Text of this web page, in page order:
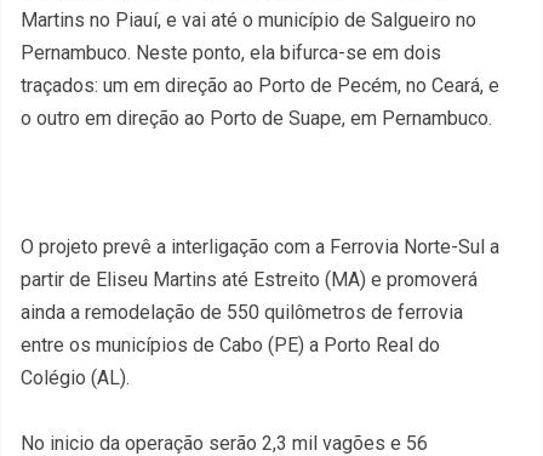
Martins no Piauí, e vai até o município de Salgueiro no
Pernambuco. Neste ponto, ela bifurca-se em dois
traçados: um em direção ao Porto de Pecém, no Ceará, e
o outro em direção ao Porto de Suape, em Pernambuco.
O projeto prevê a interligação com a Ferrovia Norte-Sul a
partir de Eliseu Martins até Estreito (MA) e promoverá
ainda a remodelação de 550 quilômetros de ferrovia
entre os municípios de Cabo (PE) a Porto Real do
Colégio (AL).
No inicio da operação serão 2,3 mil vagões e 56